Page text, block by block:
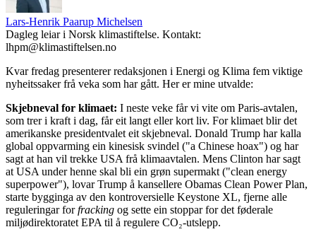
Lars-Henrik Paarup Michelsen
Dagleg leiar i Norsk klimastiftelse. Kontakt:
lhpm@klimastiftelsen.no
Kvar fredag presenterer redaksjonen i Energi og Klima fem viktige
nyheitssaker frå veka som har gått. Her er mine utvalde:
Skjebneval for klimaet: I neste veke får vi vite om Paris-avtalen,
som trer i kraft i dag, får eit langt eller kort liv. For klimaet blir det
amerikanske presidentvalet eit skjebneval. Donald Trump har kalla
global oppvarming ein kinesisk svindel ("a Chinese hoax") og har
sagt at han vil trekke USA frå klimaavtalen. Mens Clinton har sagt
at USA under henne skal bli ein grøn supermakt ("clean energy
superpower"), lovar Trump å kansellere Obamas Clean Power Plan,
starte bygginga av den kontroversielle Keystone XL, fjerne alle
reguleringar forfracking og sette ein stoppar for det føderale
miljødirektoratet EPA til å regulere CO₂-utslepp.